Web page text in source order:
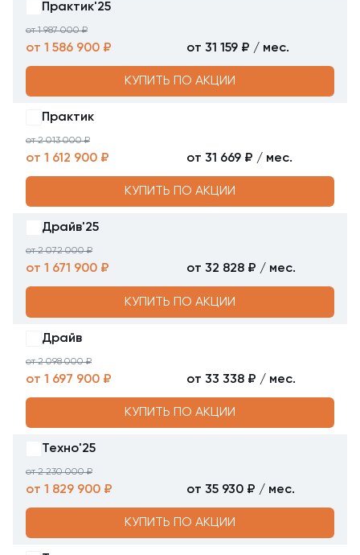
Практик'25
от 1 987 000 ₽
от 1 586 900 ₽ от 31 159 ₽ / мес.
КУПИТЬ ПО АКЦИИ
Практик
от 2 013 000 ₽
от 1 612 900 ₽ от 31 669 ₽ / мес.
КУПИТЬ ПО АКЦИИ
Драйв'25
от 2 072 000 ₽
от 1 671 900 ₽ от 32 828 ₽ / мес.
КУПИТЬ ПО АКЦИИ
Драйв
от 2 098 000 ₽
от 1 697 900 ₽ от 33 338 ₽ / мес.
КУПИТЬ ПО АКЦИИ
Техно'25
от 2 230 000 ₽
от 1 829 900 ₽ от 35 930 ₽ / мес.
КУПИТЬ ПО АКЦИИ